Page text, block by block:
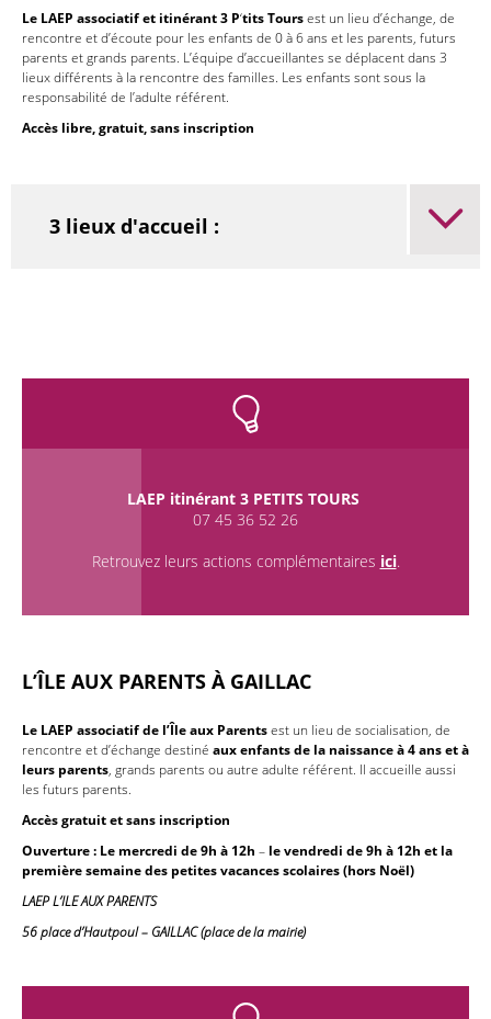
Le LAEP associatif et itinérant 3 P‘tits Toursest un lieu d’échange, de
rencontre et d’écoute pour les enfants de 0 à 6 ans et les parents, futurs
parents et grands parents. L’équipe d’accueillantes se déplacent dans 3
lieux différents à la rencontre des familles. Les enfants sont sous la
responsabilité de l’adulte référent.
Accès libre, gratuit, sans inscription
3 lieux d'accueil :
LAEP itinérant 3 PETITS TOURS
07 45 36 52 26
Retrouvez leurs actions complémentaires ici.
L’ÎLE AUX PARENTS À GAILLAC
Le LAEP associatif de l’Île aux Parentsest un lieu de socialisation, de
rencontre et d’échange destiné aux enfants de la naissance à 4 anset à
leurs parents, grands parents ou autre adulte référent. Il accueille aussi
les futurs parents.
Accès gratuit et sans inscription
Ouverture : Le mercredi de 9h à 12h – le vendredi de 9h à 12h et la
première semaine des petites vacances scolaires (hors Noël)
LAEP L’ILE AUX PARENTS
56 place d’Hautpoul – GAILLAC (place de la mairie)